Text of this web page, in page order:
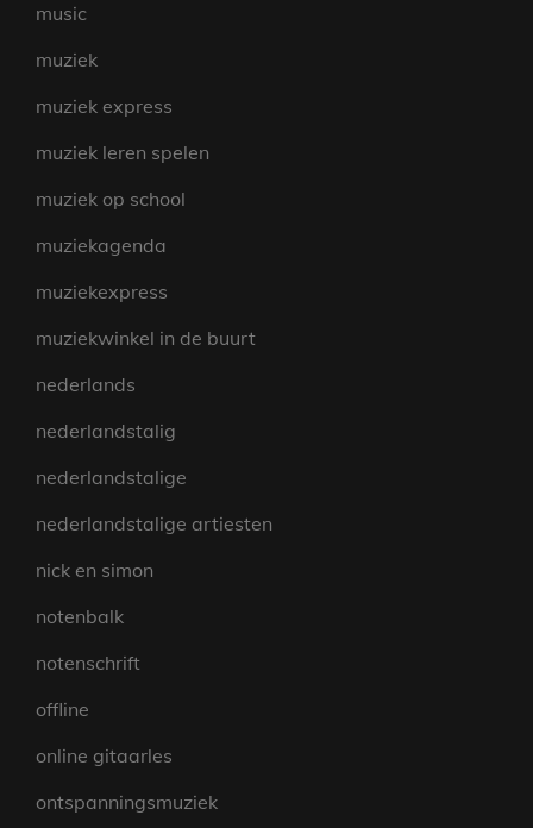
music
muziek
muziek express
muziek leren spelen
muziek op school
muziekagenda
muziekexpress
muziekwinkel in de buurt
nederlands
nederlandstalig
nederlandstalige
nederlandstalige artiesten
nick en simon
notenbalk
notenschrift
offline
online gitaarles
ontspanningsmuziek